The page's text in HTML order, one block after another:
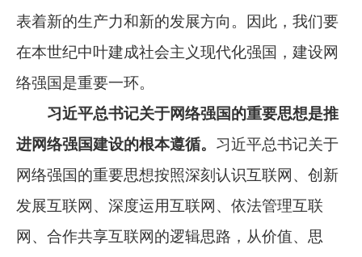
表着新的生产力和新的发展方向。因此，我们要
在本世纪中叶建成社会主义现代化强国，建设网
络强国是重要一环。
习近平总书记关于网络强国的重要思想是推
进网络强国建设的根本遵循。 习近平总书记关于
网络强国的重要思想按照深刻认识互联网、创新
发展互联网、深度运用互联网、依法管理互联
网、合作共享互联网的逻辑思路，从价值、思